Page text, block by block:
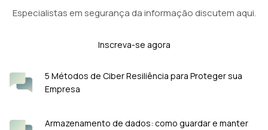
Especialistas em segurança da informação discutem aqui.
Inscreva-se agora
5 Métodos de Ciber Resiliência para Proteger sua
Empresa
Armazenamento de dados: como guardar e manter